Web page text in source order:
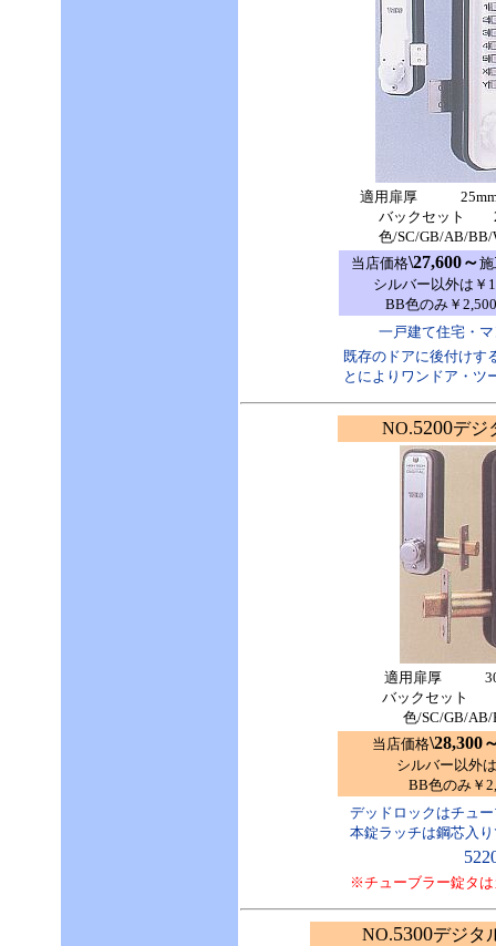
適用扉厚 25mm
バックセット
色/SC/GB/AB/BB/
当店価格\27,600～
シルバー以外は￥
BB色のみ￥
一戸建て住宅・
既存のドアに後付けす
とによりワンドア・ツ
NO.5200デジ
適用扉厚
バックセット
色/SC/GB/AB/
当店価格\28,300
シルバー以外
BB色のみ￥
デッドロックはチュ
本錠ラッチは鋼芯入
※チューブラー錠タ
NO.5300デジタ